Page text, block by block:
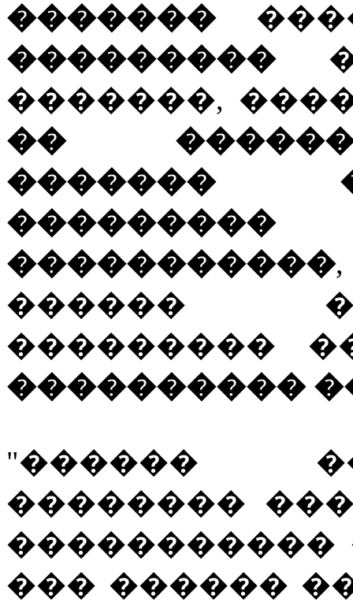
�������
���������
�������,
��
�������
�����������
������
���������
����������
"������
��������
�����������
��� ������